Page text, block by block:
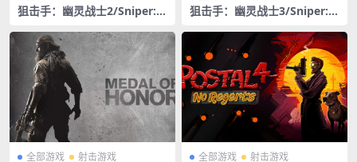
狙击手：幽灵战士2/Sniper: G
狙击手：幽灵战士3/Sniper: G
全部游戏 射击游戏 全部游戏 射击游戏